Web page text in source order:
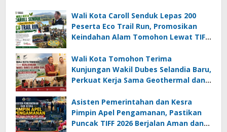
Wali Kota Caroll Senduk Lepas 200
Peserta Eco Trail Run, Promosikan
Keindahan Alam Tomohon Lewat TIFF
Wali Kota Tomohon Terima
Kunjungan Wakil Dubes Selandia Baru,
Perkuat Kerja Sama Geothermal dan
Asisten Pemerintahan dan Kesra
Pimpin Apel Pengamanan, Pastikan
Puncak TIFF 2026 Berjalan Aman dan